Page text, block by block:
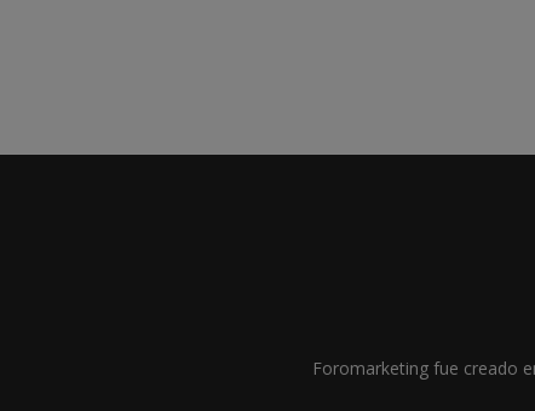
Foromarketing fue creado